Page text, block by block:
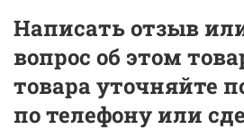
Написать отзыв
вопрос об этом
товара уточняйте
по телефону или